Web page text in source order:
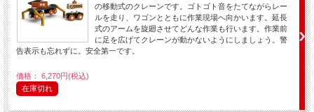
の移動式のクレーンです。ゴトゴト音をたてながらレー
ルを走り、ワゴンとともに作業現場へ向かいます。延長
式のアームを旋廻させてどんな作業も行います。作業前
に足を広げてクレーンが動かないようにしましょう。警
告表示も忘れずに。安全第一です。
価格： 6,270円(税込)
在庫切れ